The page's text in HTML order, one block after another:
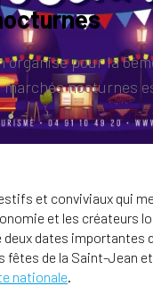
organise pour la
nocturnes
et conviviaux qui
et les créateurs
dates importantes
fêtes de la Saint-Jean
nationale.